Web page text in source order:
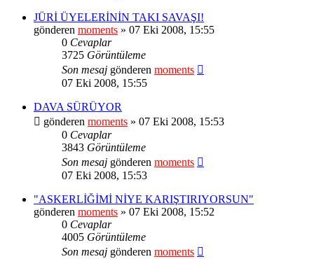
JÜRİ ÜYELERİNİN TAKI SAVAŞI!
gönderen moments » 07 Eki 2008, 15:55
0 Cevaplar
3725 Görüntüleme
Son mesaj gönderen moments
07 Eki 2008, 15:55
DAVA SÜRÜYOR
gönderen moments » 07 Eki 2008, 15:53
0 Cevaplar
3843 Görüntüleme
Son mesaj gönderen moments
07 Eki 2008, 15:53
"ASKERLİĞİMİ NİYE KARIŞTIRIYORSUN"
gönderen moments » 07 Eki 2008, 15:52
0 Cevaplar
4005 Görüntüleme
Son mesaj gönderen moments